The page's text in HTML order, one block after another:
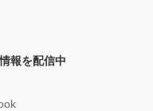
報を配信中